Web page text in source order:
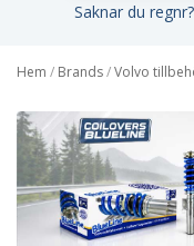
Saknar du regnr?
Hem / Brands/Volvo